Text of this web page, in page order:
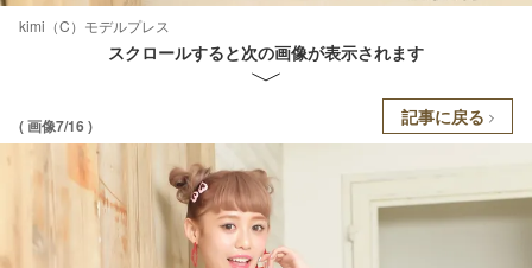
kimi（C）モデルプレス
スクロールすると次の画像が表示されます
( 画像7/16 ) 記事に戻る